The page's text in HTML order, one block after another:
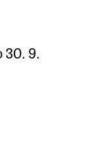
30. 9.